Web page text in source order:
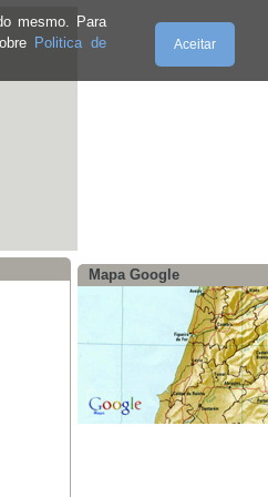
mesmo. Para
Politica de Aceitar
Mapa Google